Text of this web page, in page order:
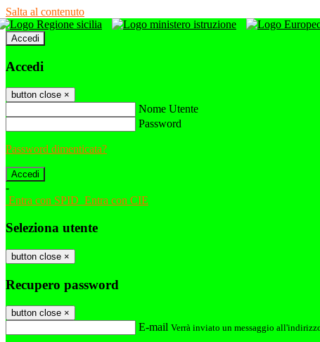
Salta al contenuto
Accedi
Accedi
button close ×
Nome Utente
Password
Password dimenticata?
-
Entra con SPID Entra con CIE
Seleziona utente
button close ×
Recupero password
button close ×
E-mail Verrà inviato un messaggio